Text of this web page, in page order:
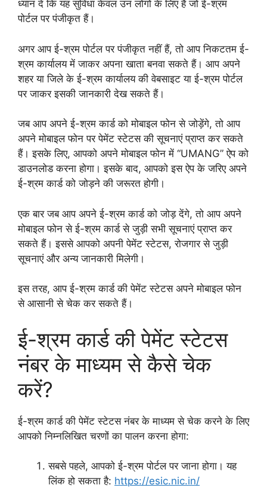
ध्यान दें कि यह सुविधा केवल उन लोगों के लिए है जो ई-श्रम
पोर्टल पर पंजीकृत हैं।
अगर आप ई-श्रम पोर्टल पर पंजीकृत नहीं हैं, तो आप निकटतम ई-
श्रम कार्यालय में जाकर अपना खाता बनवा सकते हैं। आप अपने
शहर या जिले के ई-श्रम कार्यालय की वेबसाइट या ई-श्रम पोर्टल
पर जाकर इसकी जानकारी देख सकते हैं।
जब आप अपने ई-श्रम कार्ड को मोबाइल फोन से जोड़ेंगे, तो आप
अपने मोबाइल फोन पर पेमेंट स्टेटस की सूचनाएं प्राप्त कर सकते
हैं। इसके लिए, आपको अपने मोबाइल फोन में “UMANG” ऐप को
डाउनलोड करना होगा। इसके बाद, आपको इस ऐप के जरिए अपने
ई-श्रम कार्ड को जोड़ने की जरूरत होगी।
एक बार जब आप अपने ई-श्रम कार्ड को जोड़ देंगे, तो आप अपने
मोबाइल फोन से ई-श्रम कार्ड से जुड़ी सभी सूचनाएं प्राप्त कर
सकते हैं। इससे आपको अपनी पेमेंट स्टेटस, रोजगार से जुड़ी
सूचनाएं और अन्य जानकारी मिलेगी।
इस तरह, आप ई-श्रम कार्ड की पेमेंट स्टेटस अपने मोबाइल फोन
से आसानी से चेक कर सकते हैं।
ई-श्रम कार्ड की पेमेंट स्टेटस
नंबर के माध्यम से कैसे चेक
करें?
ई-श्रम कार्ड की पेमेंट स्टेटस नंबर के माध्यम से चेक करने के लिए
आपको निम्नलिखित चरणों का पालन करना होगा:
सबसे पहले, आपको ई-श्रम पोर्टल पर जाना होगा। यह
लिंक हो सकता है: https://esic.nic.in/